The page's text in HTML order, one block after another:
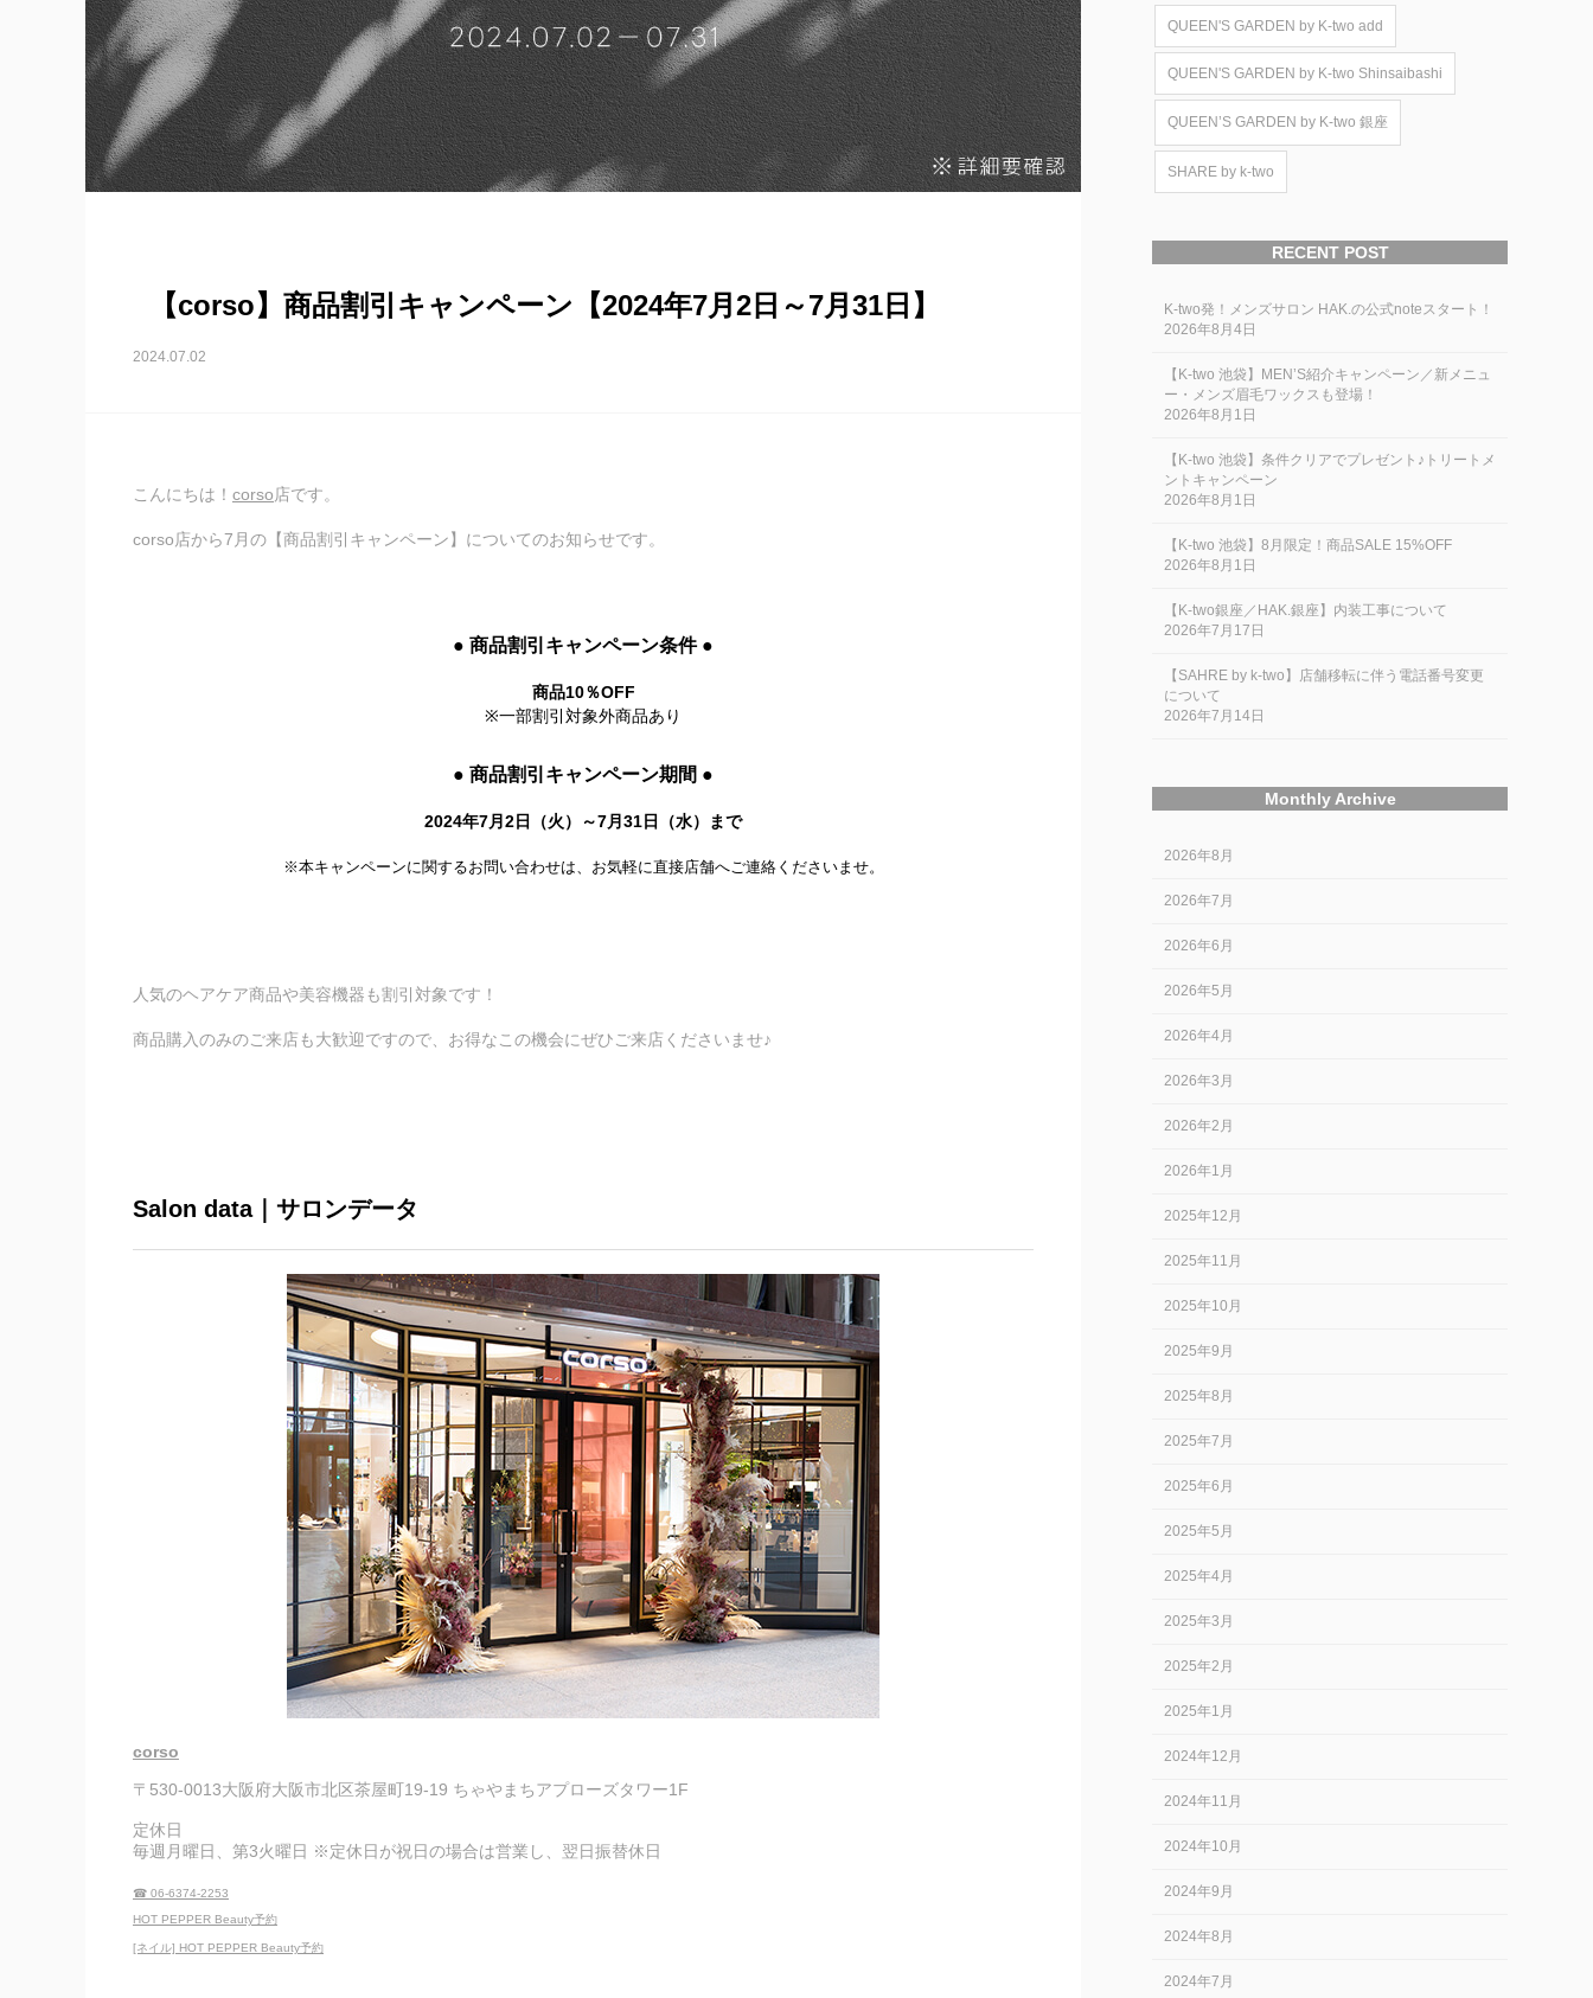
【corso】商品割引キャンペーン【2024年7月2日～7月31日】
2024.07.02
こんにちは！ corso店です。
corso店から7月の【商品割引キャンペーン】についてのお知らせです。
● 商品割引キャンペーン条件●
商品10％OFF
※一部割引対象外商品あり
● 商品割引キャンペーン期間 ●
2024年7月2日（火）～7月31日（水）まで
※本キャンペーンに関するお問い合わせは、お気軽に直接店舗へご連絡くださいませ。
人気のヘアケア商品や美容機器も割引対象です！
商品購入のみのご来店も大歓迎ですので、お得なこの機会にぜひご来店くださいませ♪
Salon data｜サロンデータ
corso
〒530-0013大阪府大阪市北区茶屋町19-19 ちゃやまちアプローズタワー1F
定休日
毎週月曜日、第3火曜日 ※定休日が祝日の場合は営業し、翌日振替休日
☎ 06-6374-2253
HOT PEPPER Beauty予約
[ネイル] HOT PEPPER Beauty予約
QUEEN'S GARDEN by K-two add
QUEEN'S GARDEN by K-two Shinsaibashi
QUEEN’S GARDEN by K-two 銀座
SHARE by k-two
RECENT POST
K-two発！メンズサロン HAK.の公式noteスタート！
2026年8月4日
【K-two 池袋】MEN’S紹介キャンペーン／新メニュ
ー・メンズ眉毛ワックスも登場！
2026年8月1日
【K-two 池袋】条件クリアでプレゼント♪トリートメ
ントキャンペーン
2026年8月1日
【K-two 池袋】8月限定！商品SALE 15%OFF
2026年8月1日
【K-two銀座／HAK.銀座】内装工事について
2026年7月17日
【SAHRE by k-two】店舗移転に伴う電話番号変更
について
2026年7月14日
Monthly Archive
2026年8月
2026年7月
2026年6月
2026年5月
2026年4月
2026年3月
2026年2月
2026年1月
2025年12月
2025年11月
2025年10月
2025年9月
2025年8月
2025年7月
2025年6月
2025年5月
2025年4月
2025年3月
2025年2月
2025年1月
2024年12月
2024年11月
2024年10月
2024年9月
2024年8月
2024年7月